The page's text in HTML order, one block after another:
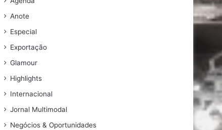
Anote
Especial
Exportação
Glamour
Highlights
Internacional
Jornal Multimodal
Negócios & Oportunidades